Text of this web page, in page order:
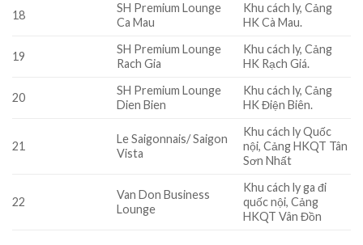
18
SH Premium Lounge
Ca Mau
Khu cách ly, Cảng
HK Cà Mau.
19
SH Premium Lounge
Rach Gia
Khu cách ly, Cảng
HK Rạch Giá.
20
SH Premium Lounge
Dien Bien
Khu cách ly, Cảng
HK Điện Biên.
21
Le Saigonnais/ Saigon
Vista
Khu cách ly Quốc
nội, Cảng HKQT Tân
Sơn Nhất
22
Van Don Business
Lounge
Khu cách ly ga đi
quốc nội, Cảng
HKQT Vân Đồn